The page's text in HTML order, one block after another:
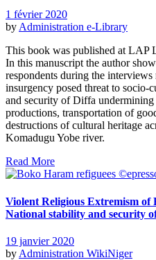
1 février 2020
by Administration e-Library
This book was published at
In this manuscript the author
respondents during the
insurgency posed threat to socio-
and security of Diffa
productions, transportation of
destructions of cultural heritage
Komadugu Yobe river.
Read More
Violent Religious Extremism of
National stability and security
19 janvier 2020
by Administration WikiNiger